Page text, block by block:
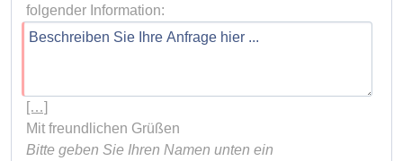
[…]
Bitte geben Sie Ihren Namen unten ein